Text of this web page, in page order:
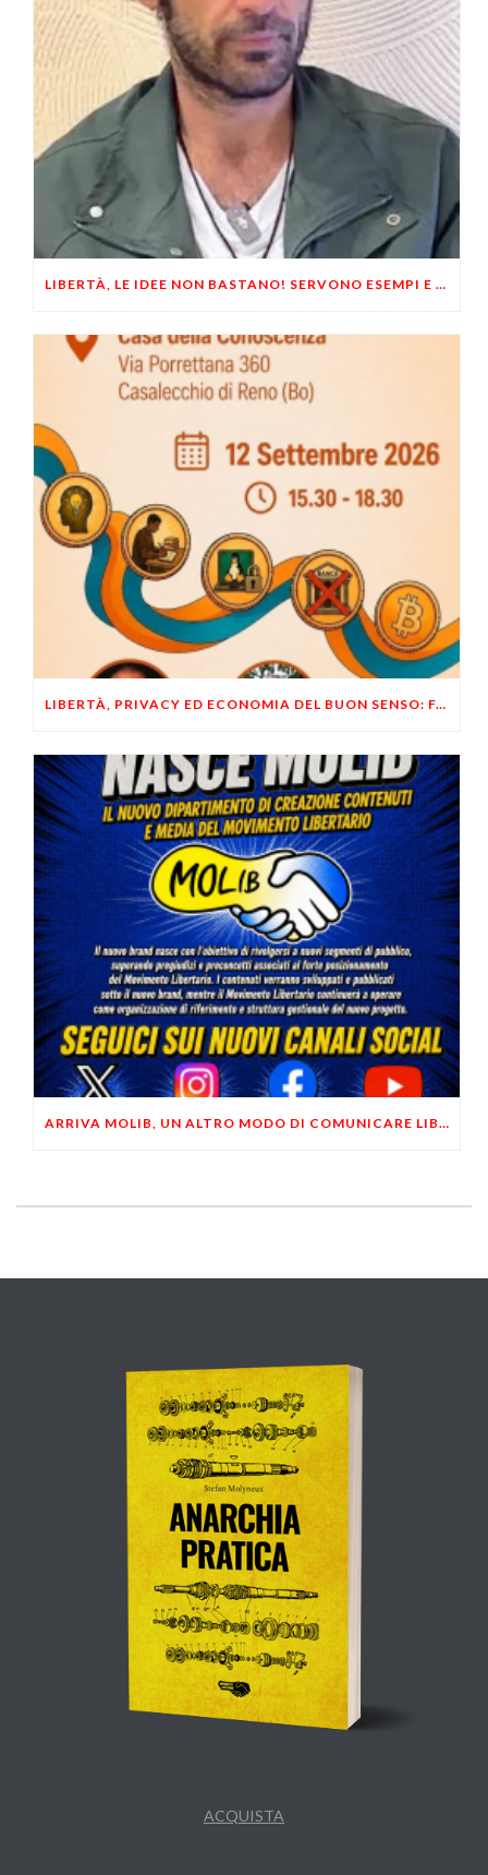
LIBERTÀ, LE IDEE NON BASTANO! SERVONO ESEMPI E UN PO’ DI COERENZA
LIBERTÀ, PRIVACY ED ECONOMIA DEL BUON SENSO: FACCO E MUSUMECI A CASALECCHIO DI RENO (BO)
ARRIVA MOLIB, UN ALTRO MODO DI COMUNICARE LIBERTARIO
ACQUISTA